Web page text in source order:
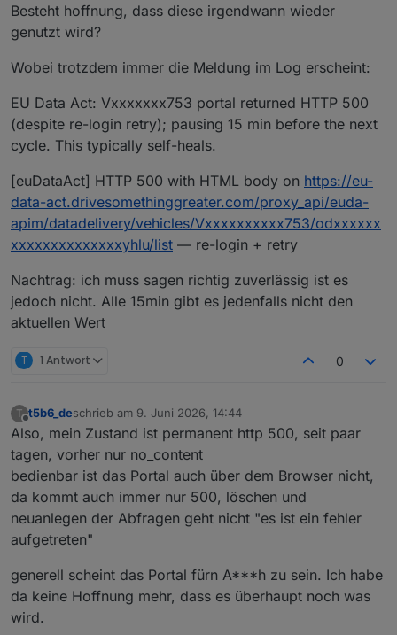
Besteht hoffnung, dass diese irgendwann wieder
genutzt wird?
Wobei trotzdem immer die Meldung im Log erscheint:
EU Data Act: Vxxxxxxx753 portal returned HTTP 500
(despite re-login retry); pausing 15 min before the next
cycle. This typically self-heals.
[euDataAct] HTTP 500 with HTML body on https://eu-
data-act.drivesomethinggreater.com/proxy_api/euda-
apim/datadelivery/vehicles/Vxxxxxxxxxx753/odxxxxxx
xxxxxxxxxxxxxxyhlu/list — re-login + retry
Nachtrag: ich muss sagen richtig zuverlässig ist es
jedoch nicht. Alle 15min gibt es jedenfalls nicht den
aktuellen Wert
T 1 Antwort 0
T
Offline
t5b6_deschrieb am 9. Juni 2026, 14:44
zuletzt editiert von
Also, mein Zustand ist permanent http 500, seit paar
tagen, vorher nur no_content
bedienbar ist das Portal auch über dem Browser nicht,
da kommt auch immer nur 500, löschen und
neuanlegen der Abfragen geht nicht "es ist ein fehler
aufgetreten"
generell scheint das Portal fürn A***h zu sein. Ich habe
da keine Hoffnung mehr, dass es überhaupt noch was
wird.